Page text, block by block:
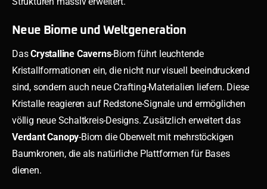
Neue Biome und Weltgeneration
DasCrystalline Caverns-Biom führt leuchtende
Kristallformationen ein, die nicht nur visuell beeindruckend
sind, sondern auch neue Crafting-Materialien liefern. Diese
Kristalle reagieren auf Redstone-Signale und ermöglichen
völlig neue Schaltkreis-Designs. Zusätzlich erweitert das
Verdant Canopy-Biom die Oberwelt mit mehrstöckigen
Baumkronen, die als natürliche Plattformen für Bases
dienen.